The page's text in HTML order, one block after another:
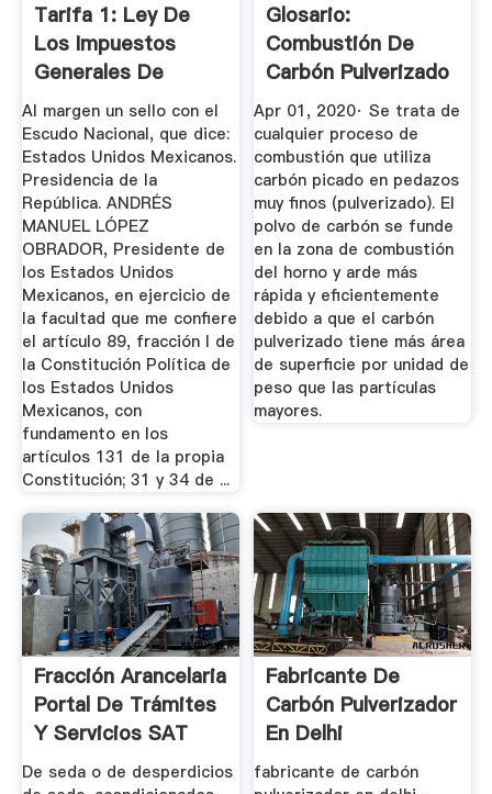
Tarifa 1: Ley De
Los Impuestos
Generales De
Importación Y ...
Al margen un sello con el
Escudo Nacional, que dice:
Estados Unidos Mexicanos.
Presidencia de la
República. ANDRÉS
MANUEL LÓPEZ
OBRADOR, Presidente de
los Estados Unidos
Mexicanos, en ejercicio de
la facultad que me confiere
el artículo 89, fracción I de
la Constitución Política de
los Estados Unidos
Mexicanos, con
fundamento en los
artículos 131 de la propia
Constitución; 31 y 34 de ...
Glosario:
Combustión De
Carbón Pulverizado
Apr 01, 2020· Se trata de
cualquier proceso de
combustión que utiliza
carbón picado en pedazos
muy finos (pulverizado). El
polvo de carbón se funde
en la zona de combustión
del horno y arde más
rápida y eficientemente
debido a que el carbón
pulverizado tiene más área
de superficie por unidad de
peso que las partículas
mayores.
Fracción Arancelaria
Portal De Trámites
Y Servicios SAT
De seda o de desperdicios
Fabricante De
Carbón Pulverizador
En Delhi
fabricante de carbón